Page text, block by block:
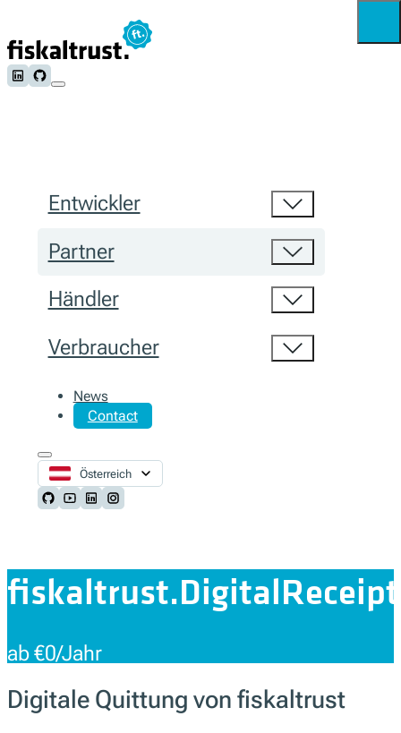
Follow us on LinkedIn
Follow us on Github
Entwickler
Partner
Händler
Verbraucher
News
Contact
Österreich
Follow us on Github
Follow us on Youtube
Follow us on LinkedIn
Follow us on Instagram
fiskaltrust.DigitalReceipt
ab €0/Jahr
Digitale Quittung von fiskaltrust